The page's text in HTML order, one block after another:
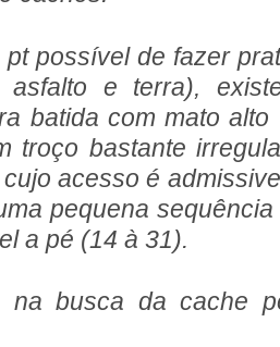
possível de fazer
e terra),
batida com mato
troço bastante
acesso é
pequena
a pé (14 à 31).
na busca da cache